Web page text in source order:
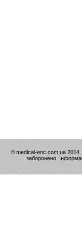
© medical-enc.com.ua 2014.
заборонено.